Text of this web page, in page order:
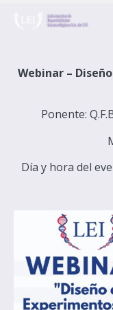
Webinar –
Ponente:
Día y hora del